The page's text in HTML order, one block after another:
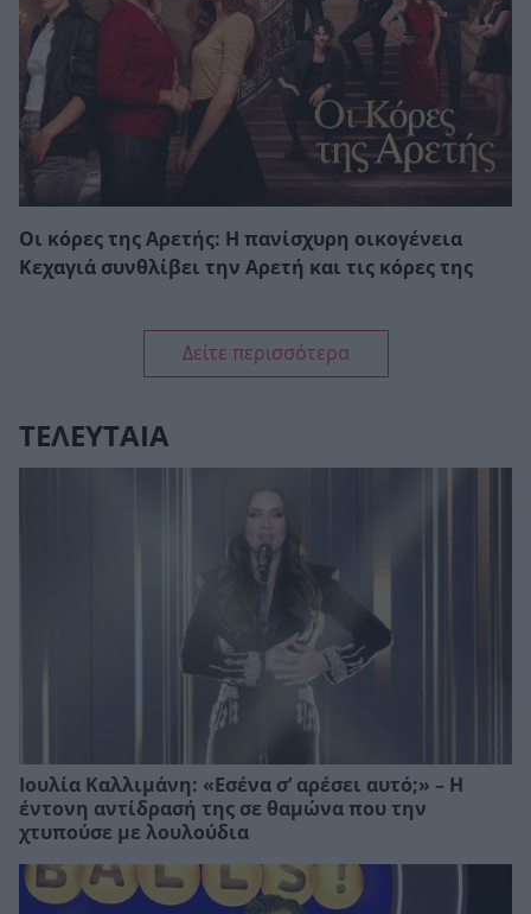
Οι κόρες της Αρετής: Η πανίσχυρη οικογένεια
Κεχαγιά συνθλίβει την Αρετή και τις κόρες της
Δείτε περισσότερα
ΤΕΛΕΥΤΑΙΑ
Ιουλία Καλλιμάνη: «Εσένα σ’ αρέσει αυτό;» – Η
έντονη αντίδρασή της σε θαμώνα που την
χτυπούσε με λουλούδια